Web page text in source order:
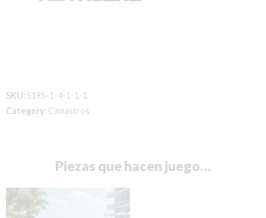
SKU: S195-1-4-1-1-1
Category: Camastros
Piezas que hacen juego…